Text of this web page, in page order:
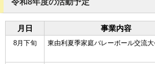
月日 事業内容
8月下旬 東由利夏季家庭バレーボール交流